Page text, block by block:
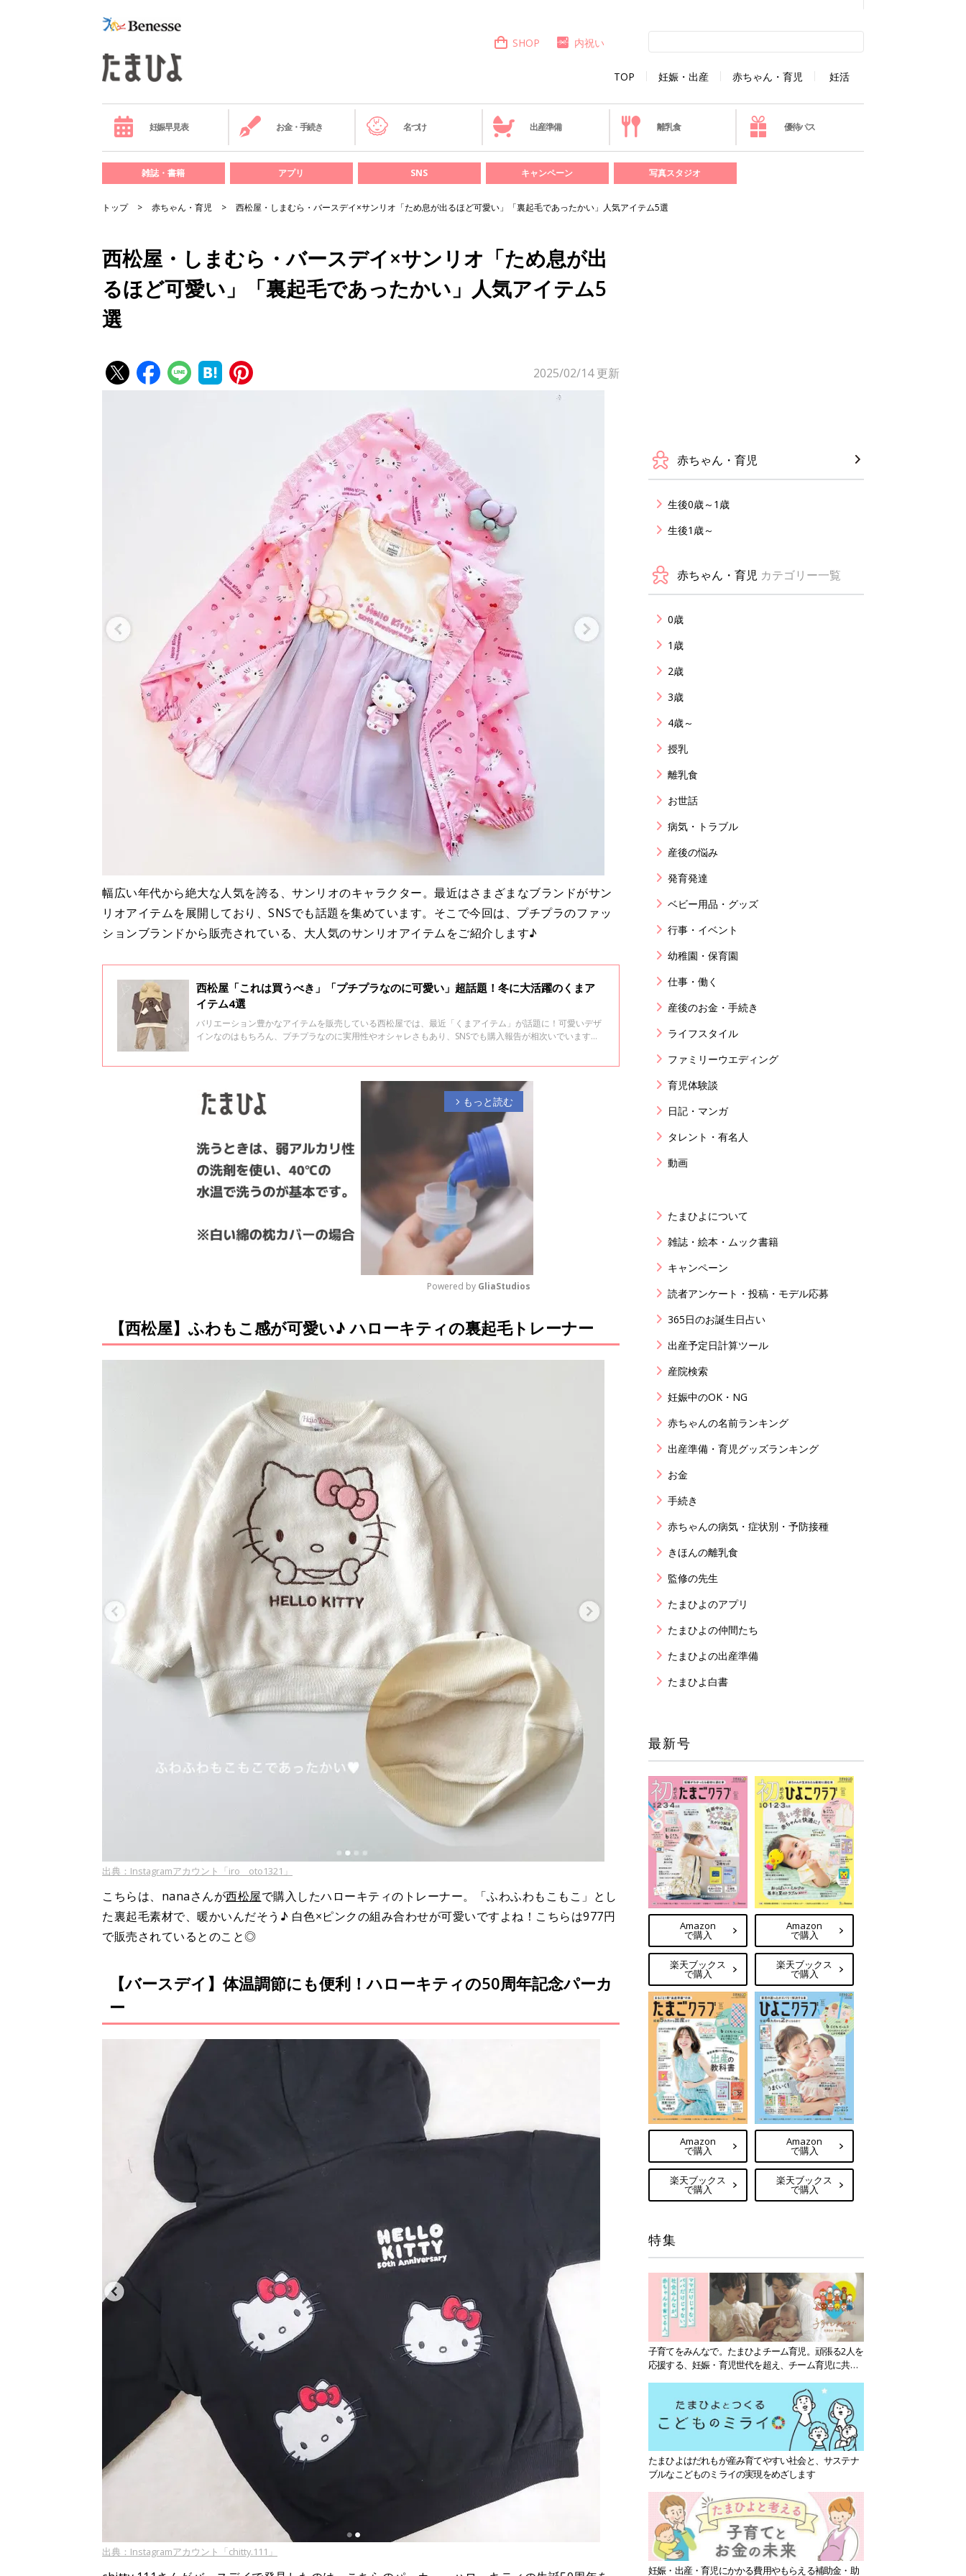
TOP 妊娠・出産 赤ちゃん・育児 妊活
SHOP 内祝い
妊娠早見表 お金・手続き 名づけ 出産準備 離乳食 優待パス
雑誌・書籍 アプリ SNS キャンペーン 写真スタジオ
トップ 赤ちゃん・育児 西松屋・しまむら・バースデイ×サンリオ「ため息が出るほど可愛い」「裏起毛であったかい」人気アイテム5選
西松屋・しまむら・バースデイ×サンリオ「ため息が出
るほど可愛い」「裏起毛であったかい」人気アイテム5
選
2025/02/14更新
幅広い年代から絶大な人気を誇る、サンリオのキャラクター。最近はさまざまなブランドがサン
リオアイテムを展開しており、SNSでも話題を集めています。そこで今回は、プチプラのファッ
ションブランドから販売されている、大人気のサンリオアイテムをご紹介します♪
西松屋「これは買うべき」「プチプラなのに可愛い」超話題！冬に大活躍のくまア
イテム4選
バリエーション豊かなアイテムを販売している西松屋では、最近「くまアイテム」が話題に！可愛いデザ
インなのはもちろん、プチプラなのに実用性やオシャレさもあり、SNSでも購入報告が相次いでいます。
arrow_forward_ios もっと読む
M
u
Powered by GliaStudios
【西松屋】ふわもこ感が可愛い♪ ハローキティの裏起毛トレーナー
出典：Instagramアカウント「iro__oto1321」
こちらは、nanaさんが西松屋で購入したハローキティのトレーナー。「ふわふわもこもこ」とし
た裏起毛素材で、暖かいんだそう♪ 白色×ピンクの組み合わせが可愛いですよね！こちらは977円
で販売されているとのこと◎
【バースデイ】体温調節にも便利！ハローキティの50周年記念パーカ
ー
出典：Instagramアカウント「chitty.111」
赤ちゃん・育児
生後0歳～1歳
生後1歳～
赤ちゃん・育児 カテゴリー一覧
0歳
1歳
2歳
3歳
4歳～
授乳
離乳食
お世話
病気・トラブル
産後の悩み
発育発達
ベビー用品・グッズ
行事・イベント
幼稚園・保育園
仕事・働く
産後のお金・手続き
ライフスタイル
ファミリーウエディング
育児体験談
日記・マンガ
タレント・有名人
動画
たまひよについて
雑誌・絵本・ムック書籍
キャンペーン
読者アンケート・投稿・モデル応募
365日のお誕生日占い
出産予定日計算ツール
産院検索
妊娠中のOK・NG
赤ちゃんの名前ランキング
出産準備・育児グッズランキング
お金
手続き
赤ちゃんの病気・症状別・予防接種
きほんの離乳食
監修の先生
たまひよのアプリ
たまひよの仲間たち
たまひよの出産準備
たまひよ白書
最新号
Amazon
で購入
楽天ブックス
で購入
Amazon
で購入
楽天ブックス
で購入
Amazon
で購入
楽天ブックス
で購入
Amazon
で購入
楽天ブックス
で購入
特集
子育てをみんなで。たまひよチーム育児。頑張る2人を
応援する、妊娠・育児世代を超え、チーム育児に共感
たまひよはだれもが産み育てやすい社会と、サステナ
ブルなこどものミライの実現をめざします
妊娠・出産・育児にかかる費用やもらえる補助金・助